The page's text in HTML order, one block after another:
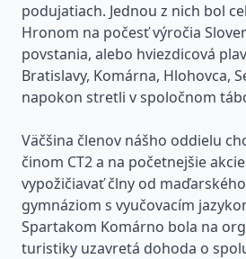
podujatiach. Jednou z nich bol
Hronom na počesť výročia
povstania, alebo hviezdicová
Bratislavy, Komárna, Hlohovca,
napokon stretli v spoločnom
Väčšina členov nášho oddielu
činom CT2 a na početnejšie
vypožičiavať člny od
gymnáziom s vyučovacím
Spartakom Komárno bola na
turistiky uzavretá dohoda o